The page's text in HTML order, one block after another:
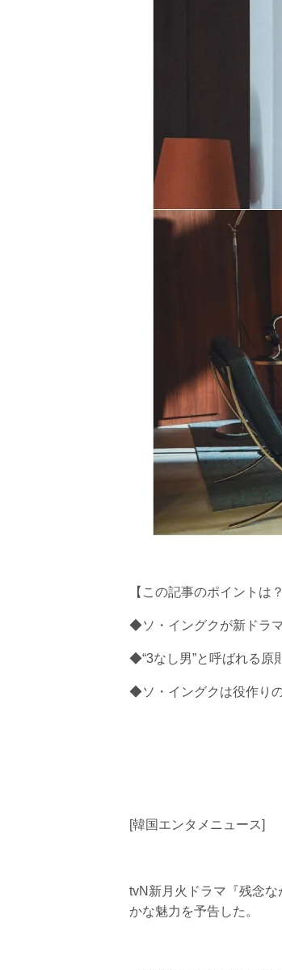
【この記事のポイントは？
◆ソ・イングクが新ドラ
◆“3なし男”と呼ばれる原
◆ソ・イングクは役作り
[韓国エンタメニュース]
tvN新月火ドラマ『残念
かな魅力を予告した。